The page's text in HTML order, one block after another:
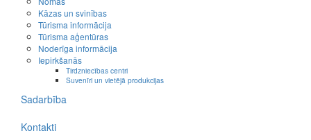
Kāzas un svinības
Tūrisma informācija
Tūrisma aģentūras
Noderīga informācija
Iepirkšanās
Tirdzniecības centri
Suvenīri un vietējā produkcijas
Sadarbība
Kontakti